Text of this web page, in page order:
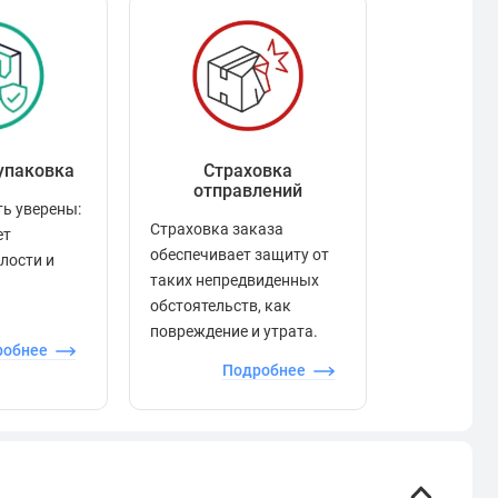
уверены:
и
Страховка
отправлений
Страховка заказа
обеспечивает защиту от
таких непредвиденных
обстоятельств, как
повреждение и утрата.
Подробнее